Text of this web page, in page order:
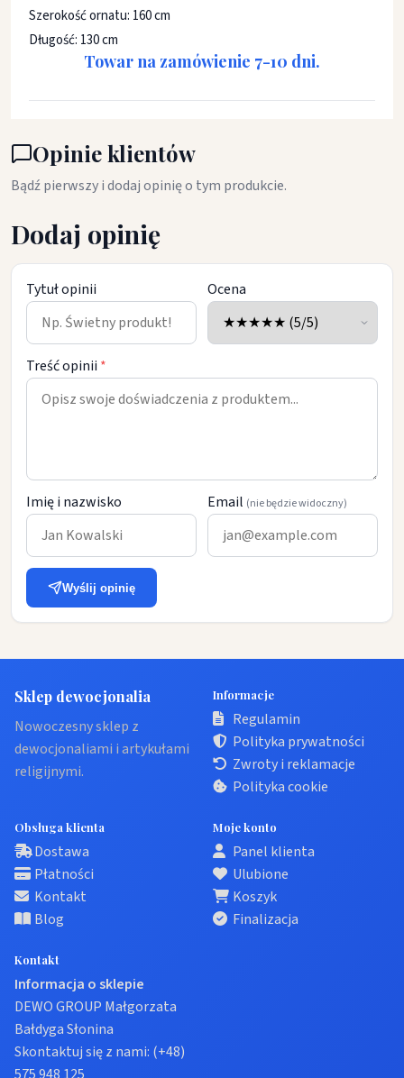
Szerokość ornatu: 160 cm
Długość: 130 cm
Towar na zamówienie 7-10 dni.
Opinie klientów
Bądź pierwszy i dodaj opinię o tym produkcie.
Dodaj opinię
Tytuł opinii Ocena
Treść opinii *
Imię i nazwisko Email (nie będzie widoczny)
Wyślij opinię
Sklep dewocjonalia
Nowoczesny sklep z
dewocjonaliami i artykułami
religijnymi.
Informacje
Regulamin
Polityka prywatności
Zwroty i reklamacje
Polityka cookie
Obsługa klienta
Dostawa
Płatności
Kontakt
Blog
Moje konto
Panel klienta
Ulubione
Koszyk
Finalizacja
Kontakt
Informacja o sklepie
DEWO GROUP Małgorzata
Bałdyga Słonina
Skontaktuj się z nami: (+48)